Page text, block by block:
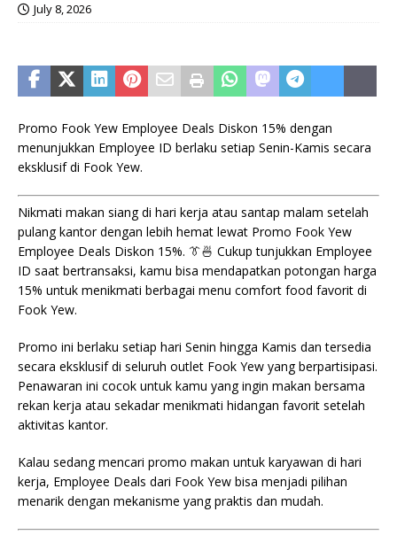
July 8, 2026
Promo Fook Yew Employee Deals Diskon 15% dengan
menunjukkan Employee ID berlaku setiap Senin-Kamis secara
eksklusif di Fook Yew.
Nikmati makan siang di hari kerja atau santap malam setelah
pulang kantor dengan lebih hemat lewat Promo Fook Yew
Employee Deals Diskon 15%. 👔🍜 Cukup tunjukkan Employee
ID saat bertransaksi, kamu bisa mendapatkan potongan harga
15% untuk menikmati berbagai menu comfort food favorit di
Fook Yew.
Promo ini berlaku setiap hari Senin hingga Kamis dan tersedia
secara eksklusif di seluruh outlet Fook Yew yang berpartisipasi.
Penawaran ini cocok untuk kamu yang ingin makan bersama
rekan kerja atau sekadar menikmati hidangan favorit setelah
aktivitas kantor.
Kalau sedang mencari promo makan untuk karyawan di hari
kerja, Employee Deals dari Fook Yew bisa menjadi pilihan
menarik dengan mekanisme yang praktis dan mudah.